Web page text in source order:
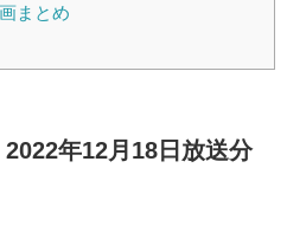
まとめ
年12月18日放送分